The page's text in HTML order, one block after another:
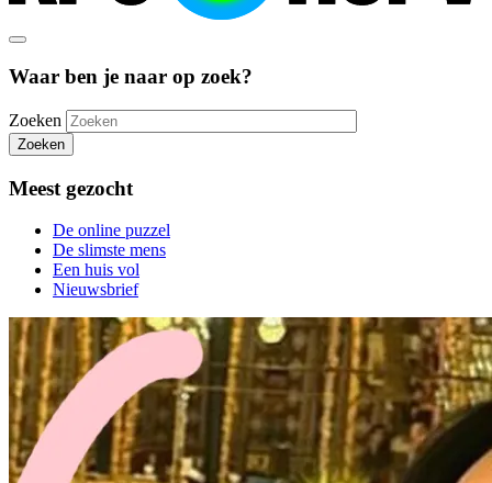
Waar ben je naar op zoek?
Zoeken
Zoeken
Meest gezocht
De online puzzel
De slimste mens
Een huis vol
Nieuwsbrief